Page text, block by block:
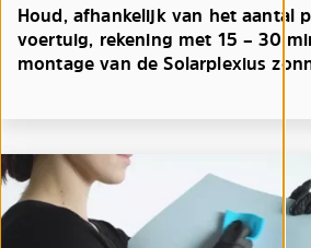
Houd, afhankelijk van het aantal
voertuig, rekening met 15 – 30
montage van de Solarplexius